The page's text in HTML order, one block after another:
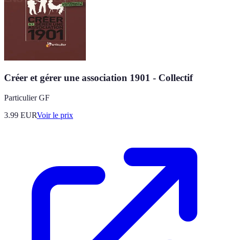
Créer et gérer une association 1901 - Collectif
Particulier GF
3.99 EURVoir le prix